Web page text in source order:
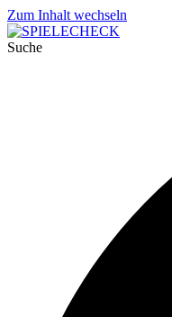
Zum Inhalt wechseln
Suche